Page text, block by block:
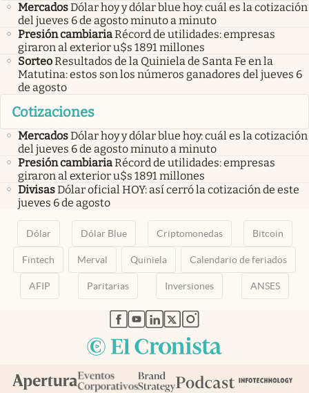
MercadosDólar hoy y dólar blue hoy: cuál es la cotización
del jueves 6 de agosto minuto a minuto
Presión cambiariaRécord de utilidades: empresas
giraron al exterior u$s 1891 millones
SorteoResultados de la Quiniela de Santa Fe en la
Matutina: estos son los números ganadores del jueves 6
de agosto
Cotizaciones
MercadosDólar hoy y dólar blue hoy: cuál es la cotización
del jueves 6 de agosto minuto a minuto
Presión cambiariaRécord de utilidades: empresas
giraron al exterior u$s 1891 millones
DivisasDólar oficial HOY: así cerró la cotización de este
jueves 6 de agosto
Dólar Dólar Blue Criptomonedas Bitcoin
Fintech Merval Quiniela Calendario de feriados
AFIP Paritarias Inversiones ANSES
abre en nueva pestaña
abre en nueva pestaña
abre en nueva pestaña
abre en nueva pestaña
abre en nueva pestaña